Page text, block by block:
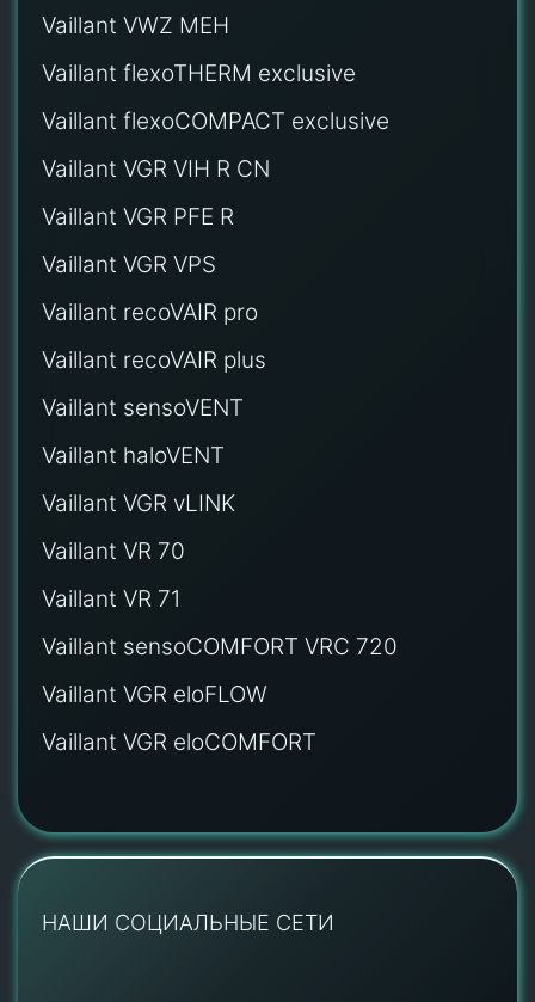
Vaillant VWZ MEH
Vaillant flexoTHERM exclusive
Vaillant flexoCOMPACT exclusive
Vaillant VGR VIH R CN
Vaillant VGR PFE R
Vaillant VGR VPS
Vaillant recoVAIR pro
Vaillant recoVAIR plus
Vaillant sensoVENT
Vaillant haloVENT
Vaillant VGR vLINK
Vaillant VR 70
Vaillant VR 71
Vaillant sensoCOMFORT VRC 720
Vaillant VGR eloFLOW
Vaillant VGR eloCOMFORT
НАШИ СОЦИАЛЬНЫЕ СЕТИ